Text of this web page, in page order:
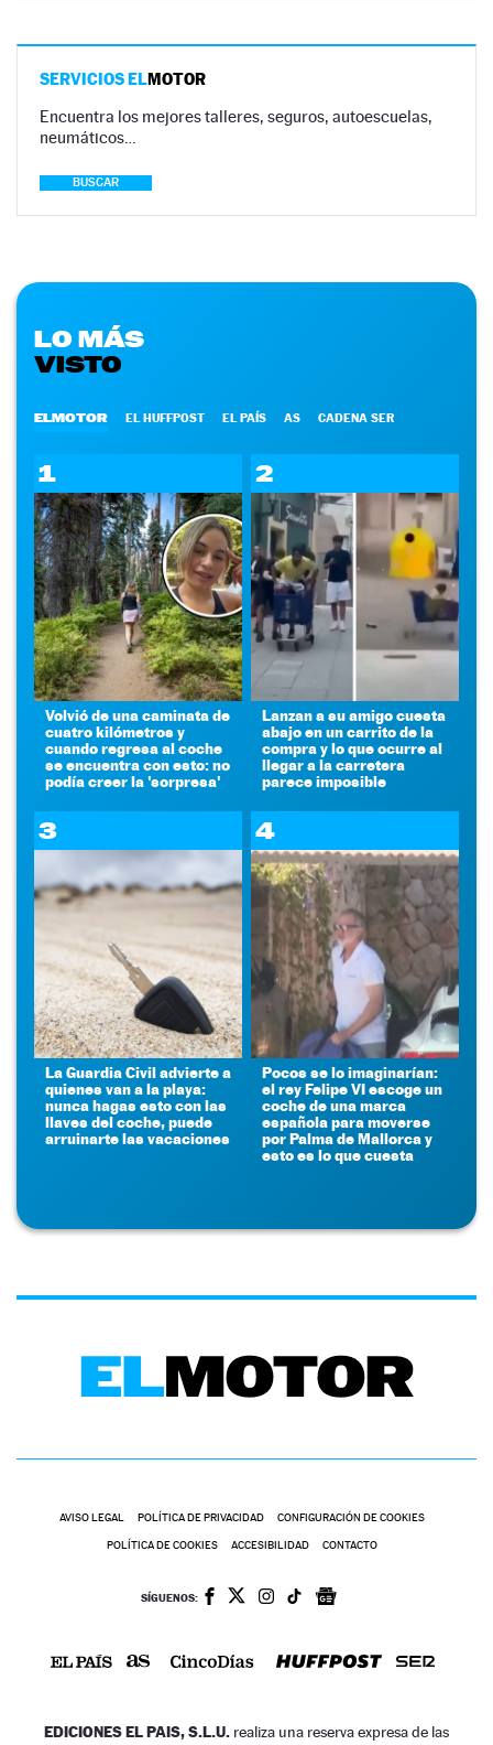
SERVICIOS ELMOTOR
Encuentra los mejores talleres, seguros, autoescuelas,
neumáticos…
BUSCAR
LO MÁS
VISTO
ELMOTOR EL HUFFPOST EL PAÍS AS CADENA SER
1
Volvió de una caminata de
cuatro kilómetros y
cuando regresa al coche
se encuentra con esto: no
podía creer la 'sorpresa'
2
Lanzan a su amigo cuesta
abajo en un carrito de la
compra y lo que ocurre al
llegar a la carretera
parece imposible
3
La Guardia Civil advierte a
quienes van a la playa:
nunca hagas esto con las
llaves del coche, puede
arruinarte las vacaciones
4
Pocos se lo imaginarían:
el rey Felipe VI escoge un
coche de una marca
española para moverse
por Palma de Mallorca y
esto es lo que cuesta
AVISO LEGAL POLÍTICA DE PRIVACIDAD CONFIGURACIÓN DE COOKIES
POLÍTICA DE COOKIES ACCESIBILIDAD CONTACTO
SÍGUENOS:
EDICIONES EL PAIS, S.L.U. realiza una reserva expresa de las